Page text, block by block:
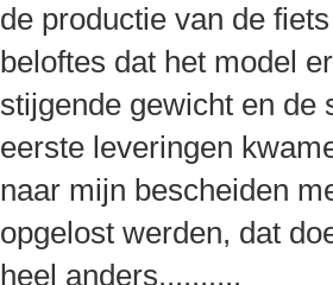
de productie van de
beloftes dat het model
stijgende gewicht en de
eerste leveringen
naar mijn bescheiden
opgelost werden, dat
heel anders..........